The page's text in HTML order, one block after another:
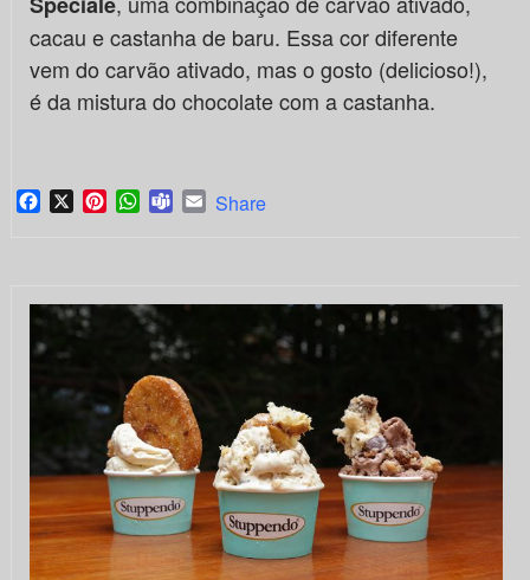
cacau e castanha de baru. Essa cor diferente
vem do carvão ativado, mas o gosto (delicioso!),
é da mistura do chocolate com a castanha.
Facebook
X PinterestWhatsApp
TeamsEmail
Share